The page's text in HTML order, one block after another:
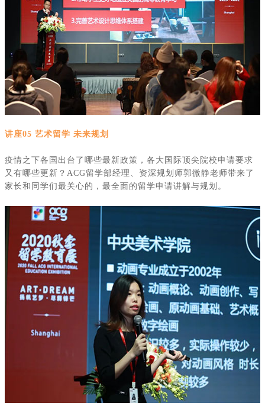
讲座05 艺术留学 未来规划
疫情之下各国出台了哪些最新政策，各大国际顶尖院校申请要求
又有哪些更新？ ACG留学部经理、资深规划师郭微静老师带来了
家长和同学们最关心的，最全面的留学申请讲解与规划。